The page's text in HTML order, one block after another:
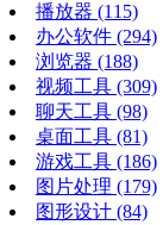
播放器 (115)
办公软件 (294)
浏览器 (188)
视频工具 (309)
聊天工具 (98)
桌面工具 (81)
游戏工具 (186)
图片处理 (179)
图形设计 (84)